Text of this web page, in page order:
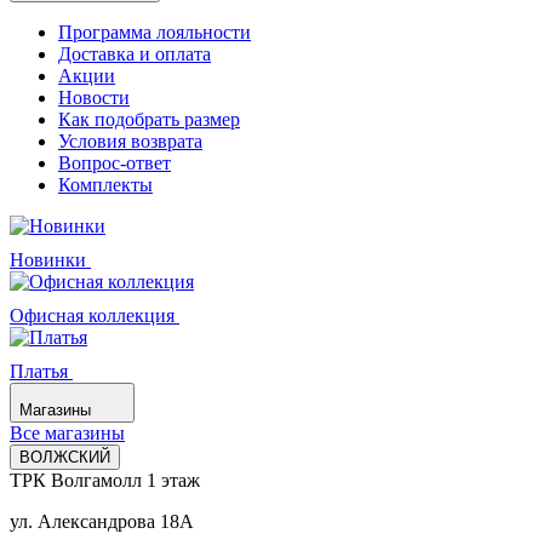
Программа лояльности
Доставка и оплата
Акции
Новости
Как подобрать размер
Условия возврата
Вопрос-ответ
Комплекты
Новинки
Офисная коллекция
Платья
Магазины
Все магазины
ВОЛЖСКИЙ
ТРК Волгамолл 1 этаж
ул. Александрова 18А